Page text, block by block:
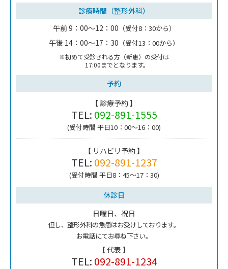
診療時間（整形外科）
午前 9：00～12：00 （受付8：30から）
午後 14：00～17：30 （受付13：00から）
※初めて受診される方（新患）の受付は
17:00までとなります。
予約
【 診療予約 】
TEL: 092-891-1555
(受付時間 平日10：00～16：00)
【 リハビリ予約 】
TEL: 092-891-1237
(受付時間 平日8：45～17：30)
休診日
日曜日、祝日
但し、整形外科の急患はお受けしております。
お電話にてお尋ね下さい。
【 代表 】
TEL: 092-891-1234